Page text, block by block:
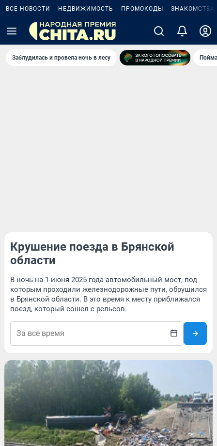
ВСЕ НОВОСТИ НЕДВИЖИМОСТЬ ПРОМОКОДЫ ЗНАКОМСТВА
Заблудилась и провела ночь в лесу
Крушение поезда в Брянской
области
В ночь на 1 июня 2025 года автомобильный мост, под
которым проходили железнодорожные пути, обрушился
в Брянской области. В это время к месту приближался
поезд, который сошел с рельсов.